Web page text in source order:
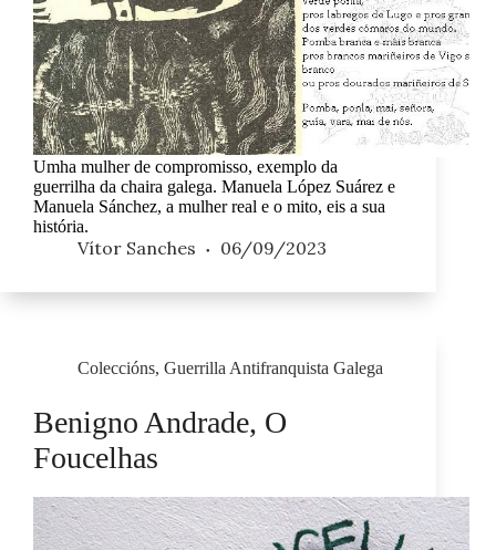
Umha mulher de compromisso, exemplo da
guerrilha da chaira galega. Manuela López Suárez e
Manuela Sánchez, a mulher real e o mito, eis a sua
história.
Vítor Sanches 06/09/2023
Coleccións, Guerrilla Antifranquista Galega
Benigno Andrade, O
Foucelhas